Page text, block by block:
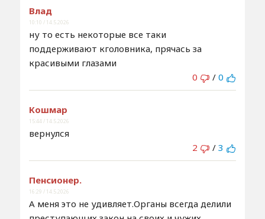
Влад
10:10 / 14.5.2026
ну то есть некоторые все таки
поддерживают кголовника, прячась за
красивыми глазами
0
/ 0
Кошмар
15:44 / 14.5.2026
вернулся
2
/ 3
Пенсионер.
16:29 / 14.5.2026
А меня это не удивляет.Органы всегда делили